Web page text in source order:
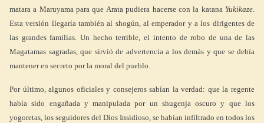
matara a Maruyama para que Arata pudiera hacerse con la katana Yukikaze.
Esta versión llegaría también al shogún, al emperador y a los dirigentes de
las grandes familias. Un hecho terrible, el intento de robo de una de las
Magatamas sagradas, que sirvió de advertencia a los demás y que se debía
mantener en secreto por la moral del pueblo.
Por último, algunos oficiales y consejeros sabían la verdad: que la regente
había sido engañada y manipulada por un shugenja oscuro y que los
yogoretas, los seguidores del Dios Insidioso, se habían infiltrado en todos los